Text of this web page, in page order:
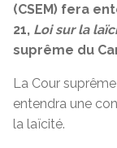
(CSEM) fera
21, Loi sur la
suprême du
La Cour
entendra une
la laïcité.